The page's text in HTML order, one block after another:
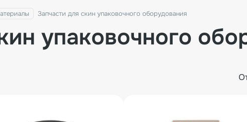
Запчасти для скин упаковочного оборудования
упаковочного